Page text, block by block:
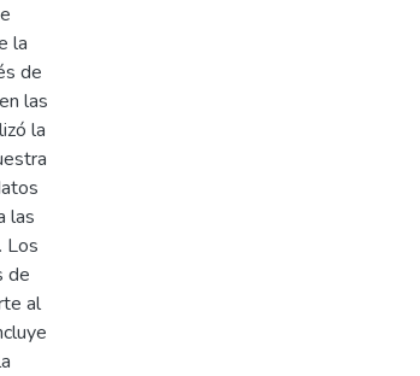
la
de
las
la
las
Los
de
al